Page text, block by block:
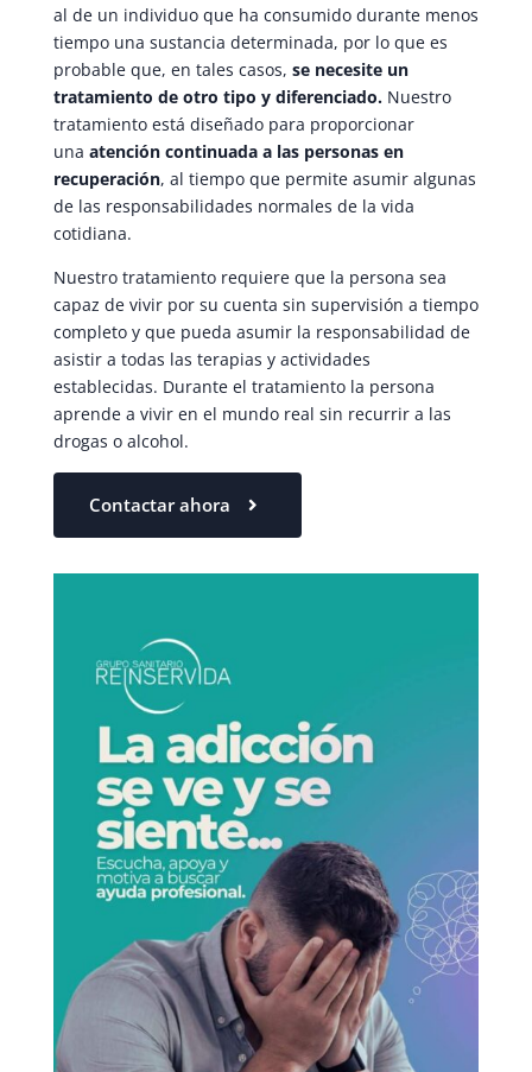
al de un individuo que ha consumido durante menos
tiempo una sustancia determinada, por lo que es
probable que, en tales casos, se necesite un
tratamiento de otro tipo y diferenciado.Nuestro
tratamiento está diseñado para proporcionar
una atención continuada a las personas en
recuperación, al tiempo que permite asumir algunas
de las responsabilidades normales de la vida
cotidiana.
Nuestro tratamiento requiere que la persona sea
capaz de vivir por su cuenta sin supervisión a tiempo
completo y que pueda asumir la responsabilidad de
asistir a todas las terapias y actividades
establecidas. Durante el tratamiento la persona
aprende a vivir en el mundo real sin recurrir a las
drogas o alcohol.
Contactar ahora